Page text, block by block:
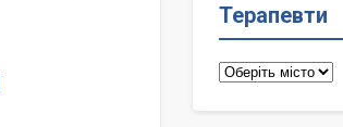
Терапевти
Терапевти